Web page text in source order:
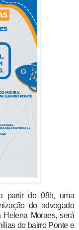
partir de 08h, uma
do advogado
Helena Moraes, será
do bairro Ponte e